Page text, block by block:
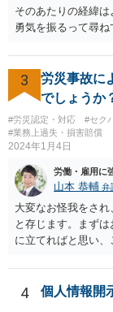
そのあたりの経緯は
勇気を振るって尋ね
3
労災事故に
でしょうか
#労災認定・対応 #セク
#業務上過失・損害賠償
2024年1月4日
労働・雇用に
山本 恭輔 弁
大変なお怪我をさ
と存じます。まず
に立てればと思い
我に関しては労災
に関しては未払残
けします。 請求が
4 個人情報開